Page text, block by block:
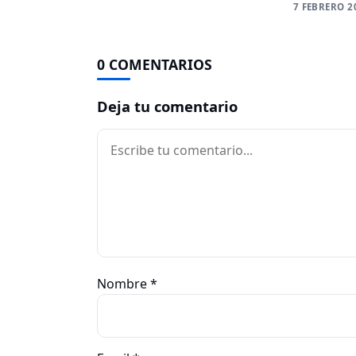
7 FEBRERO
0 COMENTARIOS
Deja tu comentario
Comentario
Nombre*